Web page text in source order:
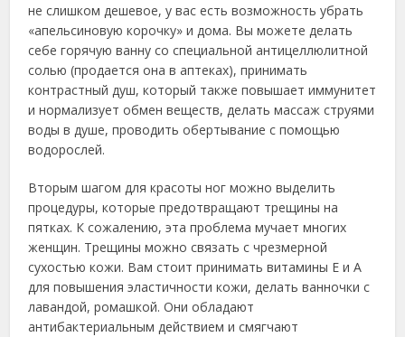
не слишком дешевое, у вас есть возможность убрать
«апельсиновую корочку» и дома. Вы можете делать
себе горячую ванну со специальной антицеллюлитной
солью (продается она в аптеках), принимать
контрастный душ, который также повышает иммунитет
и нормализует обмен веществ, делать массаж струями
воды в душе, проводить обертывание с помощью
водорослей.
Вторым шагом для красоты ног можно выделить
процедуры, которые предотвращают трещины на
пятках. К сожалению, эта проблема мучает многих
женщин. Трещины можно связать с чрезмерной
сухостью кожи. Вам стоит принимать витамины Е и А
для повышения эластичности кожи, делать ванночки с
лавандой, ромашкой. Они обладают
антибактериальным действием и смягчают